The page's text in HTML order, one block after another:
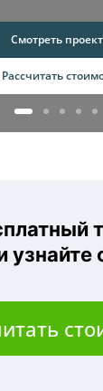
Смотреть
Рассчитать
узнайте